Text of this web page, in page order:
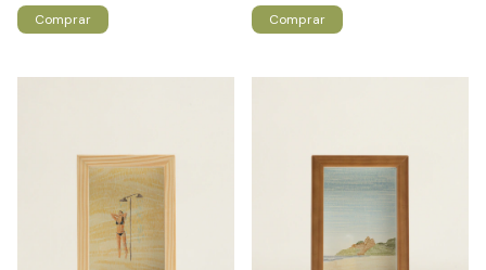
Comprar Comprar